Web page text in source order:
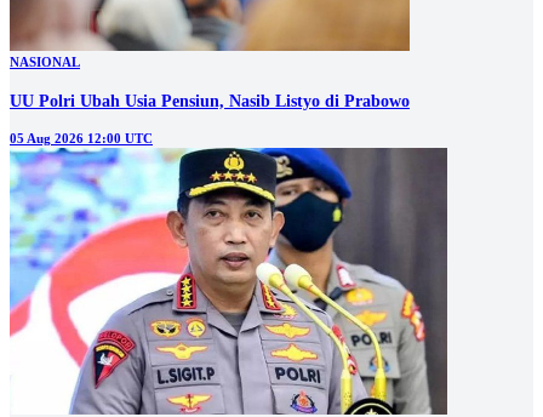
NASIONAL
UU Polri Ubah Usia Pensiun, Nasib Listyo di Prabowo
05 Aug 2026 12:00 UTC